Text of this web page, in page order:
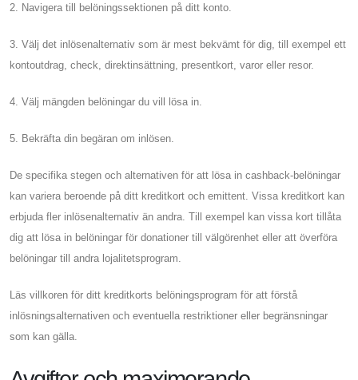
2. Navigera till belöningssektionen på ditt konto.
3. Välj det inlösenalternativ som är mest bekvämt för dig, till exempel ett
kontoutdrag, check, direktinsättning, presentkort, varor eller resor.
4. Välj mängden belöningar du vill lösa in.
5. Bekräfta din begäran om inlösen.
De specifika stegen och alternativen för att lösa in cashback-belöningar
kan variera beroende på ditt kreditkort och emittent. Vissa kreditkort kan
erbjuda fler inlösenalternativ än andra. Till exempel kan vissa kort tillåta
dig att lösa in belöningar för donationer till välgörenhet eller att överföra
belöningar till andra lojalitetsprogram.
Läs villkoren för ditt kreditkorts belöningsprogram för att förstå
inlösningsalternativen och eventuella restriktioner eller begränsningar
som kan gälla.